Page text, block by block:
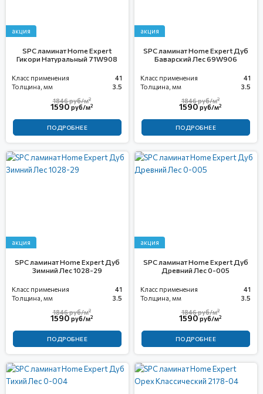
акция
SPC ламинат Home Expert
Гикори Натуральный 71W908
Класс применения
41
Толщина, мм
3.5
1590руб/м2
1846руб/м2
ПОДРОБНЕЕ
акция
SPC ламинат Home Expert Дуб
Баварский Лес 69W906
Класс применения
41
Толщина, мм
3.5
1590руб/м2
1846руб/м2
ПОДРОБНЕЕ
акция
SPC ламинат Home Expert Дуб
Зимний Лес 1028-29
Класс применения
41
Толщина, мм
3.5
1590руб/м2
1846руб/м2
ПОДРОБНЕЕ
акция
SPC ламинат Home Expert Дуб
Древний Лес 0-005
Класс применения
41
Толщина, мм
3.5
1590руб/м2
1846руб/м2
ПОДРОБНЕЕ